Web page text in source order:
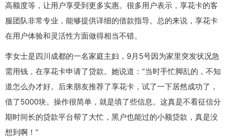
高额度等，让用户享受到更多实惠。很多用户表示，享花卡的客
服团队非常专业，能够提供详细的借款指导。总的来说，享花卡
在用户体验和灵活性方面做得相当不错。
李女士是四川成都的一名家庭主妇，9月5号因为家里突发状况急
需用钱，在享花卡申请了贷款。她说道：“当时手忙脚乱的，不知
道怎么办才好。后来朋友推荐了享花卡，试了一下居然成功了，
借了5000块。操作很简单，就是填了些信息。这真是不看征信分
期时间长的贷款平台帮了大忙，黑户也能过的小额贷款，真是没
想到啊！”